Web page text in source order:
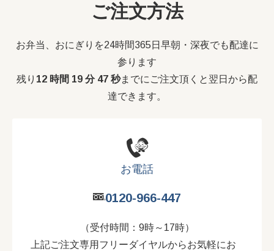
ご注文方法
お弁当、おにぎりを24時間365日早朝・深夜でも配達に
参ります
残り 12 時間 19 分 46 秒までにご注文頂くと翌日から配
達できます。
お電話
0120-966-447
（受付時間：9時～17時）
上記ご注文専用フリーダイヤルからお気軽にお